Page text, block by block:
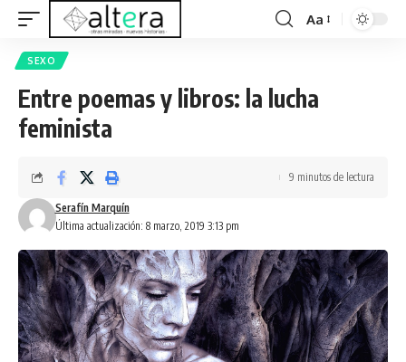
Aa
SEXO
Entre poemas y libros: la lucha
feminista
Última actualización: 8 marzo, 2019 3:13 pm
Serafín Marquín
9 minutos de lectura